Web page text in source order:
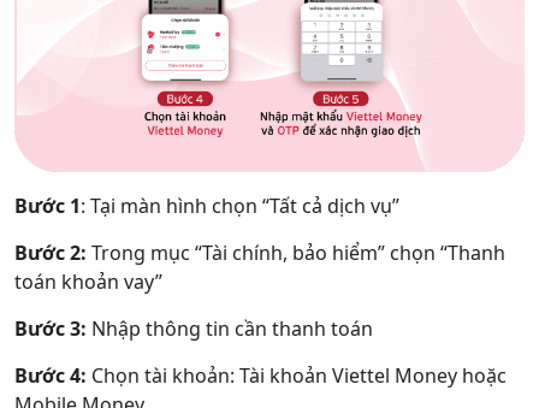
Bước 1: Tại màn hình chọn “Tất cả dịch vụ”
Bước 2: Trong mục “Tài chính, bảo hiểm” chọn “Thanh
toán khoản vay”
Bước 3: Nhập thông tin cần thanh toán
Bước 4: Chọn tài khoản: Tài khoản Viettel Money hoặc